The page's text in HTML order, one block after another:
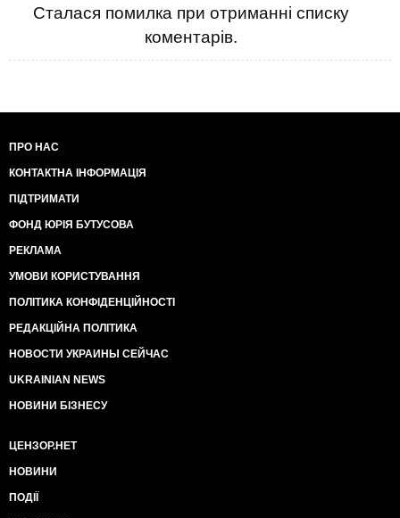
Сталася помилка при отриманні списку
коментарів.
ПРО НАС
КОНТАКТНА ІНФОРМАЦІЯ
ПІДТРИМАТИ
ФОНД ЮРІЯ БУТУСОВА
РЕКЛАМА
УМОВИ КОРИСТУВАННЯ
ПОЛІТИКА КОНФІДЕНЦІЙНОСТІ
РЕДАКЦІЙНА ПОЛІТИКА
НОВОСТИ УКРАИНЫ СЕЙЧАС
UKRAINIAN NEWS
НОВИНИ БІЗНЕСУ
ЦЕНЗОР.НЕТ
НОВИНИ
ПОДІЇ